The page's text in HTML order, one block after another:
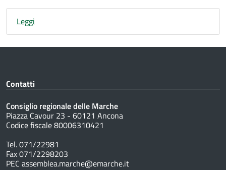
Leggi
Contatti
Consiglio regionale delle Marche
Piazza Cavour 23 - 60121 Ancona
Codice fiscale 80006310421
Tel. 071/22981
Fax 071/2298203
PEC assemblea.marche@emarche.it